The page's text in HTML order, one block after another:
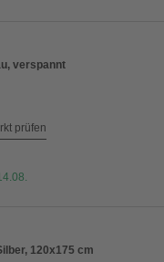
verspannt
prüfen
120x175 cm